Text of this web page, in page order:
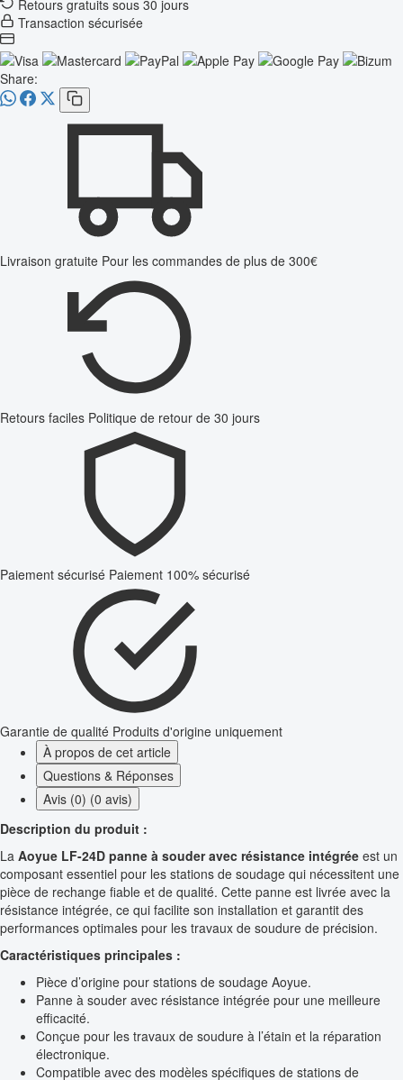
Retours gratuits sous 30 jours
Transaction sécurisée
Share:
Livraison gratuite Pour les commandes de plus de 300€
Retours faciles Politique de retour de 30 jours
Paiement sécurisé Paiement 100% sécurisé
Garantie de qualité Produits d'origine uniquement
À propos de cet article
Questions & Réponses
Avis (0) (0 avis)
Description du produit :
La Aoyue LF-24D panne à souder avec résistance intégrée est un
composant essentiel pour les stations de soudage qui nécessitent une
pièce de rechange fiable et de qualité. Cette panne est livrée avec la
résistance intégrée, ce qui facilite son installation et garantit des
performances optimales pour les travaux de soudure de précision.
Caractéristiques principales :
Pièce d’origine pour stations de soudage Aoyue.
Panne à souder avec résistance intégrée pour une meilleure
efficacité.
Conçue pour les travaux de soudure à l’étain et la réparation
électronique.
Compatible avec des modèles spécifiques de stations de